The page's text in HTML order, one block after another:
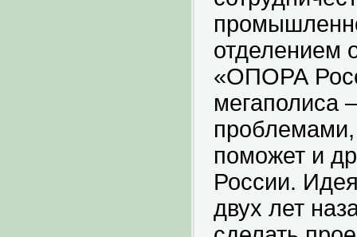
отделением
«ОПОРА
мегаполиса
поможет и
России.
двух лет